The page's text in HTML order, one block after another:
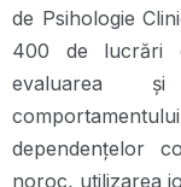
de Psihologie
400 de lucrări
evaluarea
dependențelor
noroc, utilizarea